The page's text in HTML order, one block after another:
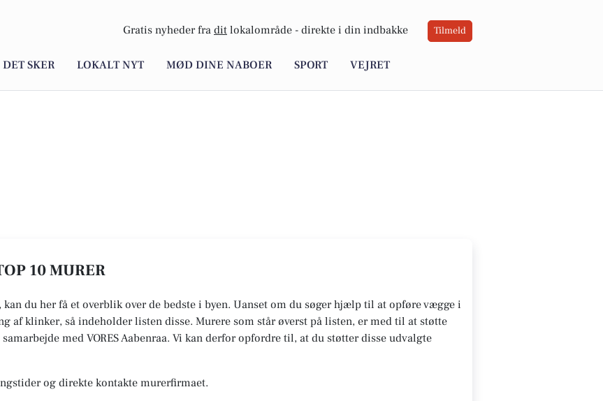
Gratis nyheder fra dit lokalområde - direkte i din indbakke Tilmeld
DET SKER LOKALT NYT MØD DINE NABOER SPORT VEJRET
10 MURER
du her få et overblik over de bedste i byen. Uanset om du søger hjælp til at opføre vægge i
klinker, så indeholder listen disse. Murere som står øverst på listen, er med til at støtte
med VORES Aabenraa. Vi kan derfor opfordre til, at du støtter disse udvalgte
og direkte kontakte murerfirmaet.